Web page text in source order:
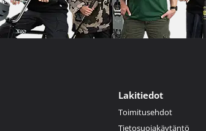
Lakitiedot
Toimitusehdot
Tietosuojakäytäntö